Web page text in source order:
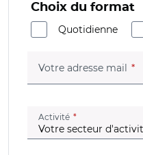
Choix du format
Quotidienne
Votre adresse mail
Activité (champ